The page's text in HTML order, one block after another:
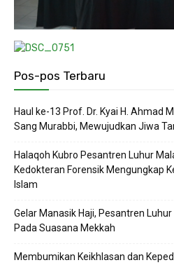
Pos-pos Terbaru
Haul ke-13 Prof. Dr. Kyai H. Ahmad
Sang Murabbi, Mewujudkan Jiwa
Halaqoh Kubro Pesantren Luhur
Kedokteran Forensik Mengungkap
Islam
Gelar Manasik Haji, Pesantren
Pada Suasana Mekkah
Membumikan Keikhlasan dan